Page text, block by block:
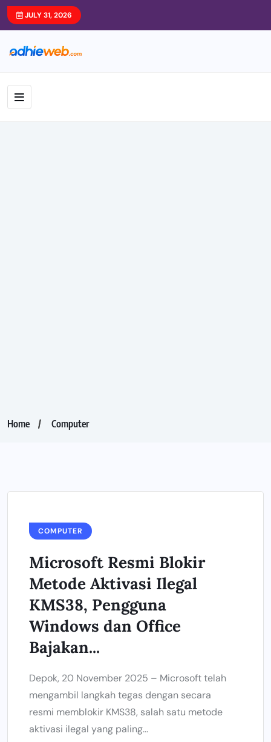
JULY 31, 2026
Home Computer
COMPUTER
Microsoft Resmi Blokir
Metode Aktivasi Ilegal
KMS38, Pengguna
Windows dan Office
Bajakan...
Depok, 20 November 2025 – Microsoft telah
mengambil langkah tegas dengan secara
resmi memblokir KMS38, salah satu metode
aktivasi ilegal yang paling...